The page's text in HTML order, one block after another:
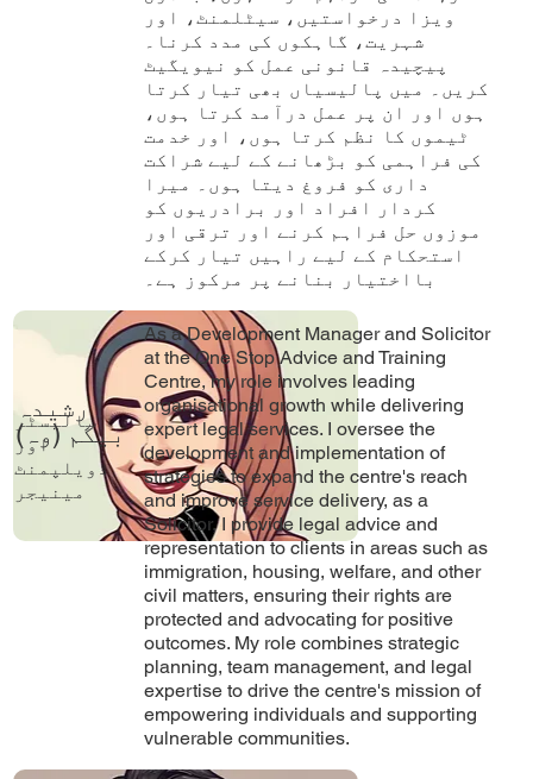
ویزا درخواستیں، سیٹلمنٹ، اور
شہریت، گاہکوں کی مدد کرنا۔
پیچیدہ قانونی عمل کو نیویگیٹ
کریں۔ میں پالیسیاں بھی تیار کرتا
ہوں اور ان پر عمل درآمد کرتا ہوں،
ٹیموں کا نظم کرتا ہوں، اور خدمت
کی فراہمی کو بڑھانے کے لیے شراکت
داری کو فروغ دیتا ہوں۔ میرا
کردار افراد اور برادریوں کو
موزوں حل فراہم کرنے اور ترقی اور
استحکام کے لیے راہیں تیار کرکے
بااختیار بنانے پر مرکوز ہے۔
رشیدہ
بیگم (وہ)
سالیسٹر
اور
ڈویلپمنٹ
مینیجر
As a Development Manager and Solicitor
at the One Stop Advice and Training
Centre, my role involves leading
organisational growth while delivering
expert legal services. I oversee the
development and implementation of
strategies to expand the centre's reach
and improve service delivery, as a
Solicitor, I provide legal advice and
representation to clients in areas such as
immigration, housing, welfare, and other
civil matters, ensuring their rights are
protected and advocating for positive
outcomes. My role combines strategic
planning, team management, and legal
expertise to drive the centre's mission of
empowering individuals and supporting
vulnerable communities.